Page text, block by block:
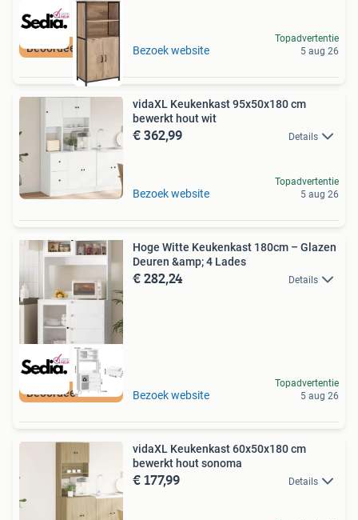
Bezoek website
Topadvertentie
5 aug 26
vidaXL Keukenkast 95x50x180 cm
bewerkt hout wit
€ 362,99 Details
Bezoek website
Topadvertentie
5 aug 26
Hoge Witte Keukenkast 180cm – Glazen
Deuren &amp; 4 Lades
€ 282,24 Details
Bezoek website
Topadvertentie
5 aug 26
vidaXL Keukenkast 60x50x180 cm
bewerkt hout sonoma
€ 177,99 Details